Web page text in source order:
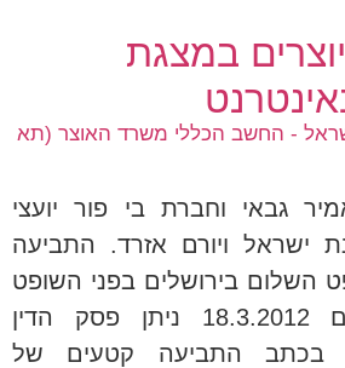
במצגת
- החשב הכללי משרד האוצר (תא
גבאי וחברת בי פור יועצי
ישראל ויורם אזרד. התביעה
השלום בירושלים בפני השופט
ארנון דראל וביום 18.3.2012 ניתן פסק הדין
בכתב התביעה קטעים של